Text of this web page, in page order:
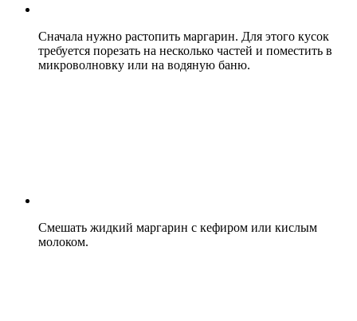
Сначала нужно растопить маргарин. Для этого кусок
требуется порезать на несколько частей и поместить в
микроволновку или на водяную баню.
Смешать жидкий маргарин с кефиром или кислым
молоком.